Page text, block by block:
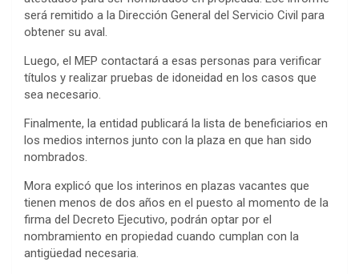
será remitido a la Dirección General del Servicio Civil para
obtener su aval.
Luego, el MEP contactará a esas personas para verificar
títulos y realizar pruebas de idoneidad en los casos que
sea necesario.
Finalmente, la entidad publicará la lista de beneficiarios en
los medios internos junto con la plaza en que han sido
nombrados.
Mora explicó que los interinos en plazas vacantes que
tienen menos de dos años en el puesto al momento de la
firma del Decreto Ejecutivo, podrán optar por el
nombramiento en propiedad cuando cumplan con la
antigüedad necesaria.